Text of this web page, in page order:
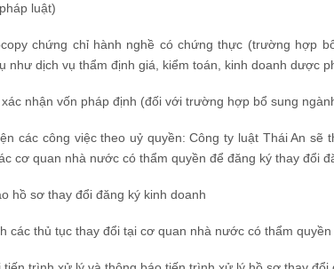
luật)
chứng chỉ hành nghề có chứng thực (trường hợp
như dịch vụ thẩm định giá, kiểm toán, kinh doanh dược
nhận vốn pháp định (đối với trường hợp bổ sung
các công việc theo uỷ quyền: Công ty luật Thái An sẽ
cơ quan nhà nước có thẩm quyền để đăng ký thay đổi
hồ sơ thay đổi đăng ký kinh doanh
các thủ tục thay đổi tại cơ quan nhà nước có thẩm quyền